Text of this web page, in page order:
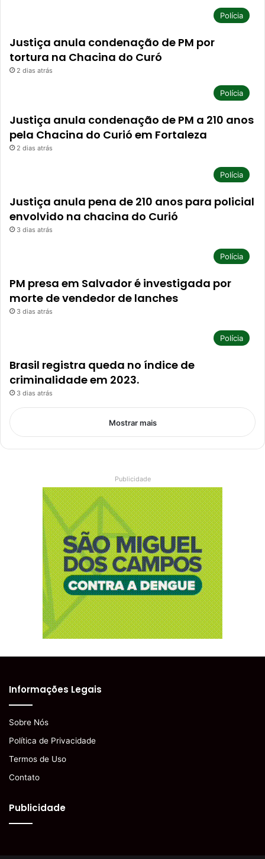
Polícia
Justiça anula condenação de PM por
tortura na Chacina do Curó
2 dias atrás
Polícia
Justiça anula condenação de PM a 210 anos
pela Chacina do Curió em Fortaleza
2 dias atrás
Polícia
Justiça anula pena de 210 anos para policial
envolvido na chacina do Curió
3 dias atrás
Polícia
PM presa em Salvador é investigada por
morte de vendedor de lanches
3 dias atrás
Polícia
Brasil registra queda no índice de
criminalidade em 2023.
3 dias atrás
Mostrar mais
Publicidade
Informações Legais
Sobre Nós
Política de Privacidade
Termos de Uso
Contato
Publicidade